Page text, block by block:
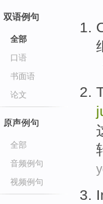
双语例句
全部
口语
书面语
论文
原声例句
全部
音频例句
视频例句